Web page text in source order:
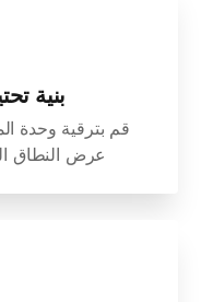
بنية
قم بترقية وحدة
عرض النطاق